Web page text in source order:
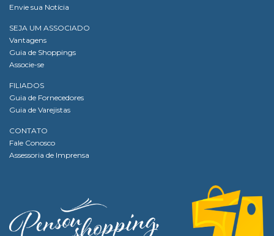
Envie sua Notícia
SEJA UM ASSOCIADO
Vantagens
Guia de Shoppings
Associe-se
FILIADOS
Guia de Fornecedores
Guia de Varejistas
CONTATO
Fale Conosco
Assessoria de Imprensa